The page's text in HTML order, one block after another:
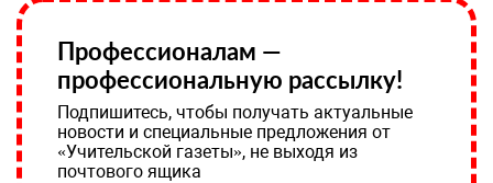
Профессионалам —
профессиональную рассылку!
Подпишитесь, чтобы получать актуальные
новости и специальные предложения от
«Учительской газеты», не выходя из
почтового ящика